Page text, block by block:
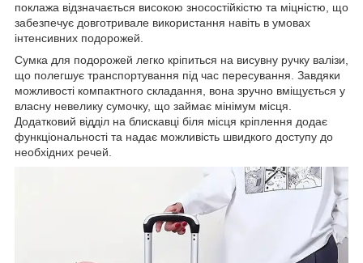
поклажа відзначається високою зносостійкістю та міцністю, що
забезпечує довготривале використання навіть в умовах
інтенсивних подорожей.
Сумка для подорожей легко кріпиться на висувну ручку валізи,
що полегшує транспортування під час пересування. Завдяки
можливості компактного складання, вона зручно вміщується у
власну невелику сумочку, що займає мінімум місця.
Додатковий відділ на блискавці біля місця кріплення додає
функціональності та надає можливість швидкого доступу до
необхідних речей.